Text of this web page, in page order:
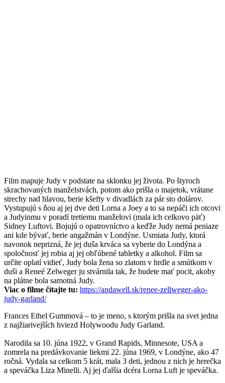
Film mapuje Judy v podstate na sklonku jej života. Po štyroch
skrachovaných manželstvách, potom ako prišla o majetok, vrátane
strechy nad hlavou, berie kšefty v divadlách za pár sto dolárov.
Vystupujú s ňou aj jej dve deti Lorna a Joey a to sa nepáči ich otcovi
a Judyinmu v poradí tretiemu manželovi (mala ich celkovo päť)
Sidney Luftovi. Bojujú o opatrovníctvo a keďže Judy nemá peniaze
ani kde bývať, berie angažmán v Londýne. Usmiata Judy, ktorá
navonok neprizná, že jej duša krváca sa vyberie do Londýna a
spoločnosť jej robia aj jej obľúbené tabletky a alkohol. Film sa
určite oplatí vidieť, Judy bola žena so zlatom v hrdle a smútkom v
duši a Reneé Zelweger ju stvárnila tak, že budete mať pocit, akoby
na plátne bola samotná Judy.
Viac o filme čítajte tu: https://andawell.sk/renee-zellweger-ako-
judy-garland/
Frances Ethel Gummová – to je meno, s ktorým prišla na svet jedna
z najžiarivejších hviezd Holywoodu Judy Garland.
Narodila sa 10. júna 1922, v Grand Rapids, Minnesote, USA a
zomrela na predávkovanie liekmi 22. júna 1969, v Londýne, ako 47
ročná. Vydala sa celkom 5 krát, mala 3 deti, jednou z nich je herečka
a speváčka Liza Minelli. Aj jej ďalšia dcéra Lorna Luft je speváčka.